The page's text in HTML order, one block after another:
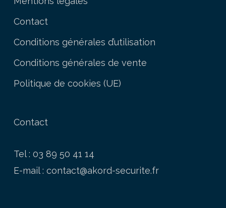
Contact
Conditions générales d’utilisation
Conditions générales de vente
Politique de cookies (UE)
Contact
Tel : 03 89 50 41 14
E-mail : contact@akord-securite.fr